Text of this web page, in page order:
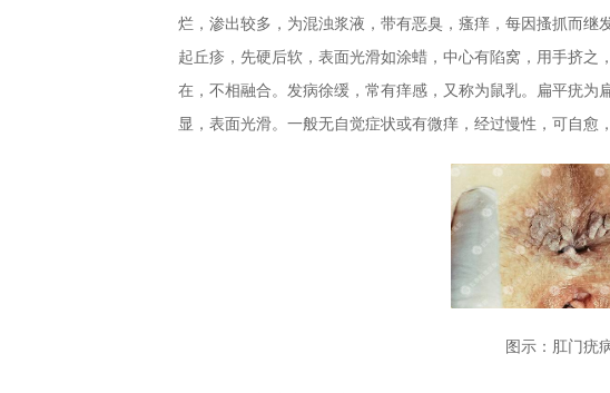
烂，渗出较多，为混浊浆液，带有恶臭，瘙痒，每因搔抓而继
起丘疹，先硬后软，表面光滑如涂蜡，中心有陷窝，用手挤之
在，不相融合。发病徐缓，常有痒感，又称为鼠乳。扁平疣为
显，表面光滑。一般无自觉症状或有微痒，经过慢性，可自愈
图示：肛门疣